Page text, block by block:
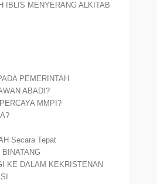
IBLIS MENYERANG ALKITAB
PEMERINTAH
ABADI?
MMPI?
Secara Tepat
KE DALAM KEKRISTENAN